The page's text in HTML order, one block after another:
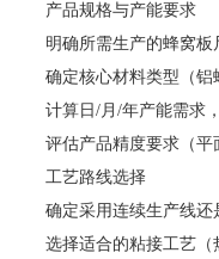
产品规格与产能要求
明确所需生产的蜂窝板
确定核心材料类型（铝
计算日/月/年产能需求
评估产品精度要求（平
工艺路线选择
确定采用连续生产线还
选择适合的粘接工艺（